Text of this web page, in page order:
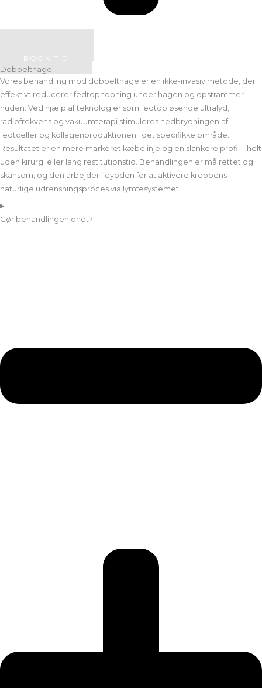
BOOK TID
Dobbelthage
Vores behandling mod dobbelthage er en ikke-invasiv metode, der
effektivt reducerer fedtophobning under hagen og opstrammer
huden. Ved hjælp af teknologier som fedtopløsende ultralyd,
radiofrekvens og vakuumterapi stimuleres nedbrydningen af
fedtceller og kollagenproduktionen i det specifikke område.
Resultatet er en mere markeret kæbelinje og en slankere profil – helt
uden kirurgi eller lang restitutionstid. Behandlingen er målrettet og
skånsom, og den arbejder i dybden for at aktivere kroppens
naturlige udrensningsproces via lymfesystemet.
Gør behandlingen ondt?